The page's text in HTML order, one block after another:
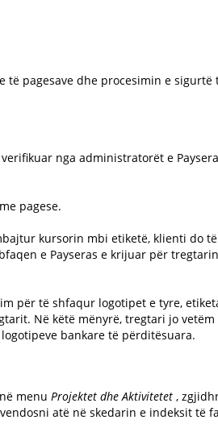
të pagesave dhe procesimin e
nga administratorët e
pagese.
kursorin mbi etiketë, klienti do
e Payseras e krijuar për
për të shfaqur logotipet e tyre,
Në këtë mënyrë, tregtari jo vetëm
bankare të përditësuara.
menu Projektet dhe Aktivitetet ,
atë në skedarin e indeksit të